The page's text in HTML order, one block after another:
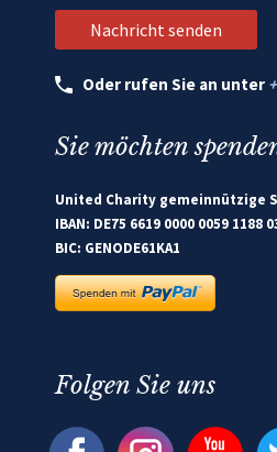
Oder rufen Sie an unter
Sie möchten
United Charity gemeinnützige
IBAN: DE75 6619 0000 0059 1188
BIC: GENODE61KA1
Folgen Sie uns